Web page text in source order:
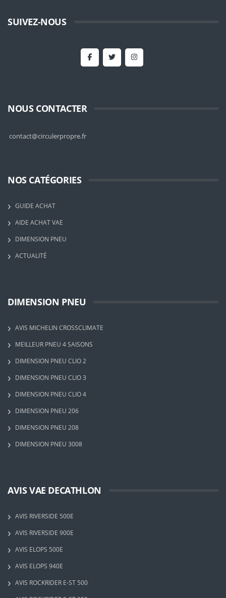
SUIVEZ-NOUS
NOUS CONTACTER
contact@circulerpropre.fr
NOS CATÉGORIES
GUIDE ACHAT
AIDE ACHAT VAE
DIMENSION PNEU
ACTUALITÉ
DIMENSION PNEU
AVIS MICHELIN CROSSCLIMATE
MEILLEUR PNEU 4 SAISONS
DIMENSION PNEU CLIO 2
DIMENSION PNEU CLIO 3
DIMENSION PNEU CLIO 4
DIMENSION PNEU 206
DIMENSION PNEU 208
DIMENSION PNEU 3008
AVIS VAE DECATHLON
AVIS RIVERSIDE 500E
AVIS RIVERSIDE 900E
AVIS ELOPS 500E
AVIS ELOPS 940E
AVIS ROCKRIDER E-ST 500